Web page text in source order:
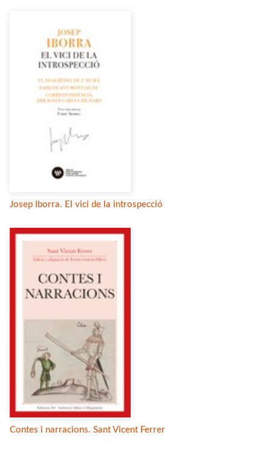
Josep Iborra. El vici de la introspecció
Contes i narracions. Sant Vicent Ferrer